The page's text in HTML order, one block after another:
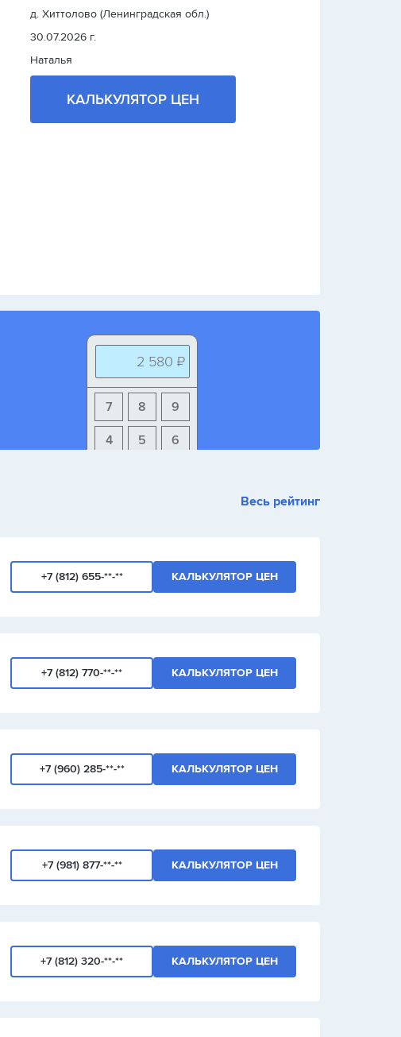
д. Хиттолово (Ленинградская обл.)
30.07.2026 г.
Наталья
КАЛЬКУЛЯТОР ЦЕН
2 580 ₽
9
8
7
6
5
4
Весь рейтинг
+7 (812) 655-**-** КАЛЬКУЛЯТОР ЦЕН
+7 (812) 770-**-** КАЛЬКУЛЯТОР ЦЕН
+7 (960) 285-**-** КАЛЬКУЛЯТОР ЦЕН
+7 (981) 877-**-** КАЛЬКУЛЯТОР ЦЕН
+7 (812) 320-**-** КАЛЬКУЛЯТОР ЦЕН